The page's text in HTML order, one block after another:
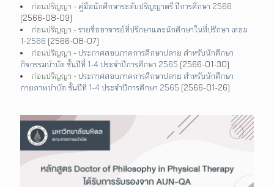
ก่อนปริญญา - คู่มือนักศึกษาระดับปริญญาตรี ปีการศึกษา 2566
[2566-08-09]
ก่อนปริญญา -รายชื่ออาจารย์ที่ปรึกษาและนักศึกษาในที่ปรึกษา เทอม
1-2566 [2566-08-07]
ก่อนปริญญา -ประกาศสอบภาคการศึกษาปลาย สำหรับนักศึกษา
กิจกรรมบำบัด ชั้นปีที่ 1-4 ประจำปีการศึกษา 2565 [2566-01-30]
ก่อนปริญญา -ประกาศสอบภาคการศึกษาปลาย สำหรับนักศึกษา
กายภาพบำบัด ชั้นปีที่ 1-4 ประจำปีการศึกษา 2565 [2566-01-26]